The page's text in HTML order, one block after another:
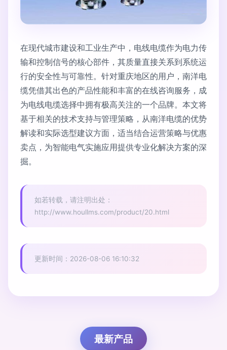
在现代城市建设和工业生产中，电线电缆作为电力传
输和控制信号的核心部件，其质量直接关系到系统运
行的安全性与可靠性。针对重庆地区的用户，南洋电
缆凭借其出色的产品性能和丰富的在线咨询服务，成
为电线电缆选择中拥有极高关注的一个品牌。本文将
基于相关的技术支持与管理策略，从南洋电缆的优势
解读和实际选型建议方面，适当结合运营策略与优惠
卖点，为智能电气实施应用提供专业化解决方案的深
掘。
如若转载，请注明出处：
http://www.houllms.com/product/20.html
更新时间：2026-08-06 16:10:32
最新产品